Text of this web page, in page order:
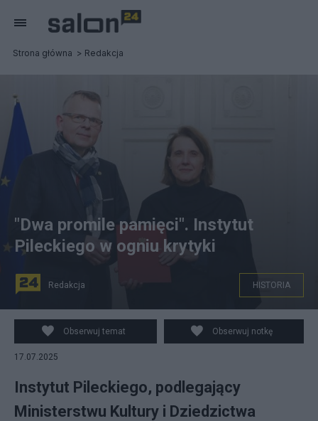
Strona główna Redakcja
Ministra kultury i dziedzictwa narodowego Hanna
Wróblewska i prof. Krzysztof Ruchniewicz, dyrektor
Instytutu Solidarności i Męstwa im. Witolda Pileckiego,
MKiDN
"Dwa promile pamięci". Instytut
Pileckiego w ogniu krytyki
Redakcja HISTORIA
Obserwuj temat Obserwuj notkę
17.07.2025
Instytut Pileckiego, podlegający
Ministerstwu Kultury i Dziedzictwa